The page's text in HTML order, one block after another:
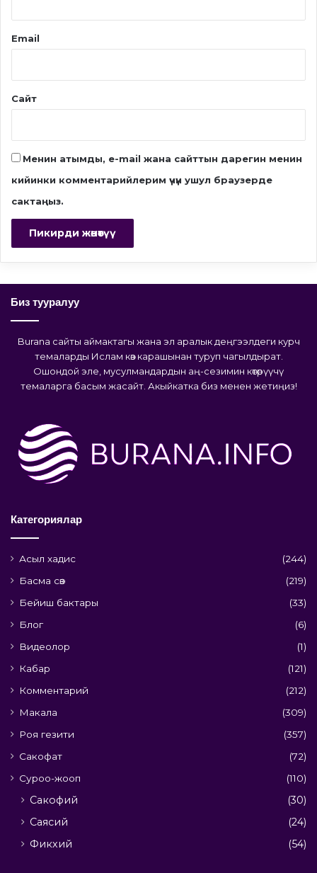
Email
Сайт
Менин атымды, e-mail жана сайттын дарегин менин
кийинки комментарийлерим үчүн ушул браузерде
сактаңыз.
Биз тууралуу
Burana сайты аймактагы жана эл аралык деңгээлдеги курч
темаларды Ислам көз карашынан туруп чагылдырат.
Ошондой эле, мусулмандардын аң-сезимин көтөрүүчү
темаларга басым жасайт. Акыйкатка биз менен жетиңиз!
Категориялар
Асыл хадис
(244)
Басма сөз
(219)
Бейиш бактары
(33)
Блог
(6)
Видеолор
(1)
Кабар
(121)
Комментарий
(212)
Макала
(309)
Роя гезити
(357)
Сакофат
(72)
Суроо-жооп
(110)
Сакофий
(30)
Саясий
(24)
Фикхий
(54)